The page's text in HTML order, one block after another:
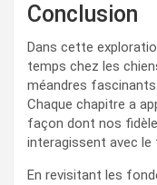
Conclusion
Dans cette
temps chez les
méandres
Chaque chapitre a
façon dont nos
interagissent avec le
En revisitant les